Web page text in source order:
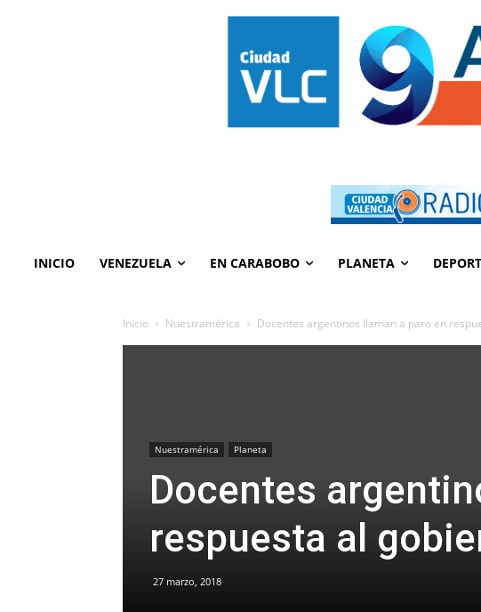
INICIO VENEZUELA EN CARABOBO PLANETA
Inicio Nuestramérica Docentes argentinos llaman a paro en
Nuestramérica Planeta
Docentes
respuesta al
27 marzo, 2018